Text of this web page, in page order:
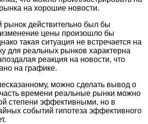
на хорошие новости.
действительно был бы
цены произошло бы
такая ситуация не встречается на
для реальных рынков характерна
реакция на новости, что
на графике.
можно сделать вывод о
времени реальные рынки можно
степени эффективными, но в
событий гипотеза эффективного